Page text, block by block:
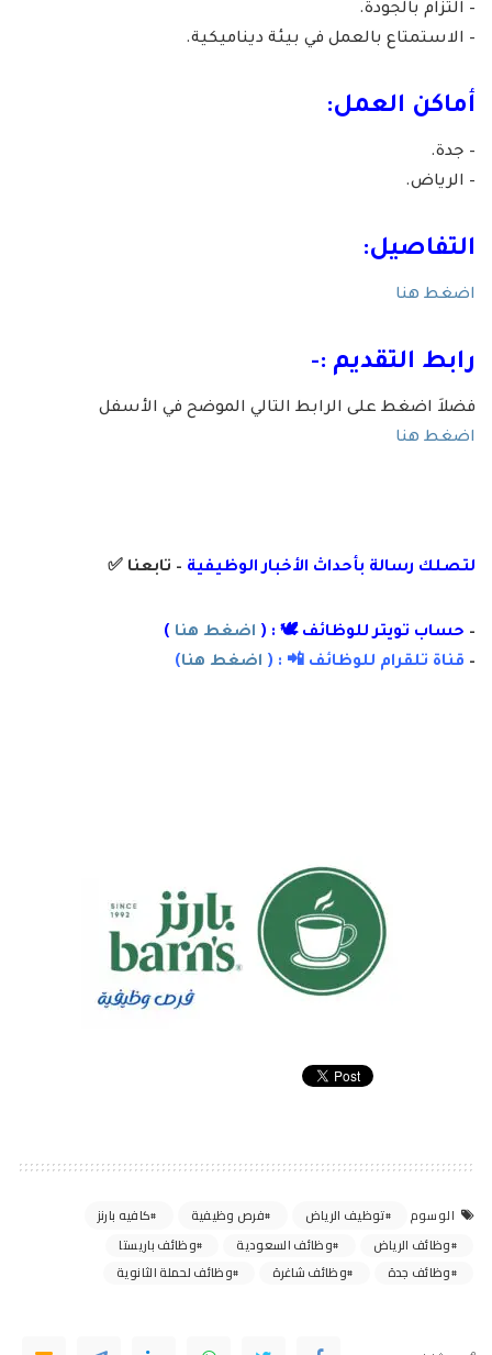
– التزام بالجودة.
– الاستمتاع بالعمل في بيئة ديناميكية.
أماكن العمل:
– جدة.
– الرياض.
التفاصيل:
اضغط هنا
رابط التقديم :-
فضلاَ اضغط على الرابط التالي الموضح في الأسفل
اضغط هنا
لتصلك رسالة بأحداث الأخبار الوظيفية – تابعنا ✅
– حساب تويتر للوظائف 🕊 : ( اضغط هنا )
– قناة تلقرام للوظائف 📲 : ( اضغط هنا)
الوسوم توظيف الرياض فرص وظيفية
كافيه بارنز
وظائف الرياض
وظائف السعودية
وظائف باريستا
وظائف جدة
وظائف شاغرة وظائف لحملة الثانوية